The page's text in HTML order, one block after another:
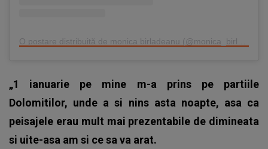
„1 ianuarie pe mine m-a prins pe partiile
Dolomitilor, unde a si nins asta noapte, asa ca
peisajele erau mult mai prezentabile de dimineata
si uite-asa am si ce sa va arat.